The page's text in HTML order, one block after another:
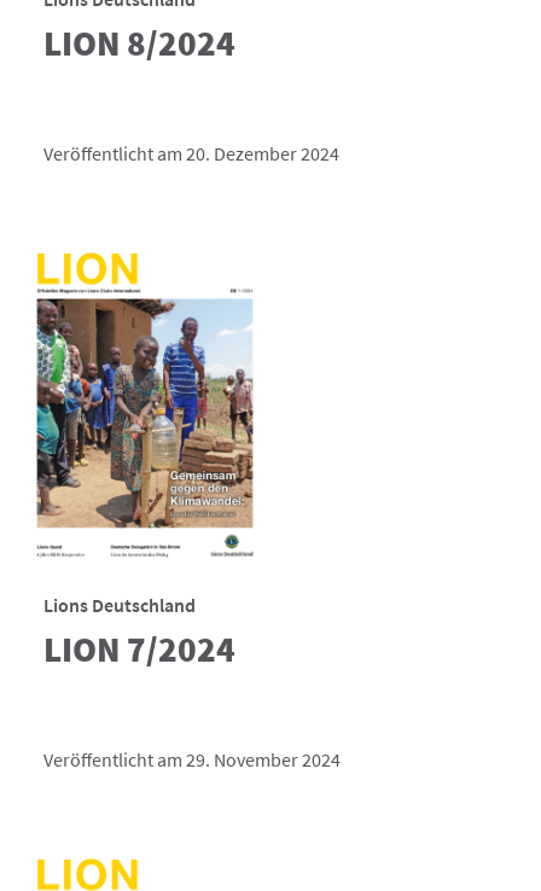
LION 8/2024
Veröffentlicht am 20. Dezember 2024
Lions Deutschland
LION 7/2024
Veröffentlicht am 29. November 2024